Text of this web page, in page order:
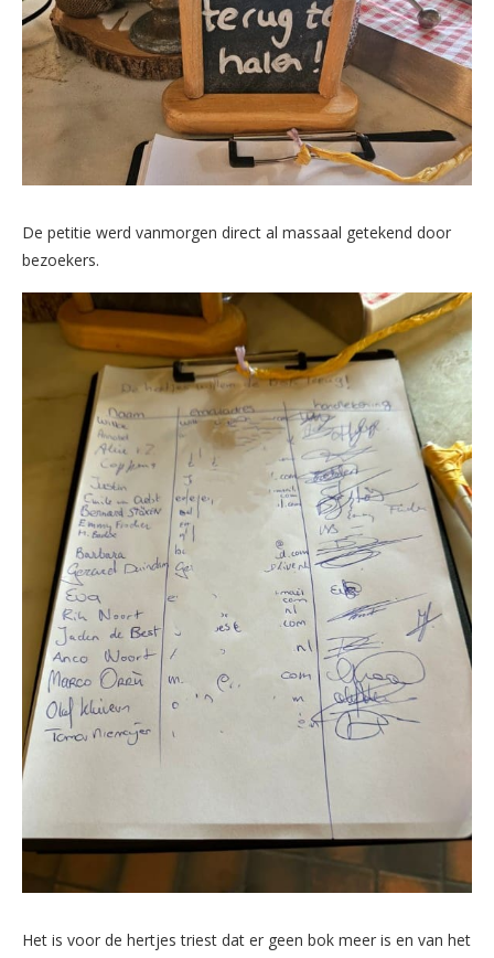
De petitie werd vanmorgen direct al massaal getekend door
bezoekers.
Het is voor de hertjes triest dat er geen bok meer is en van het